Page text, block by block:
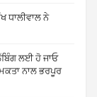
ਧਾਲੀਵਾਲ ਨੇ
ਲਈ ਹੋ ਜਾਓ
ਨਾਲ ਭਰਪੂਰ